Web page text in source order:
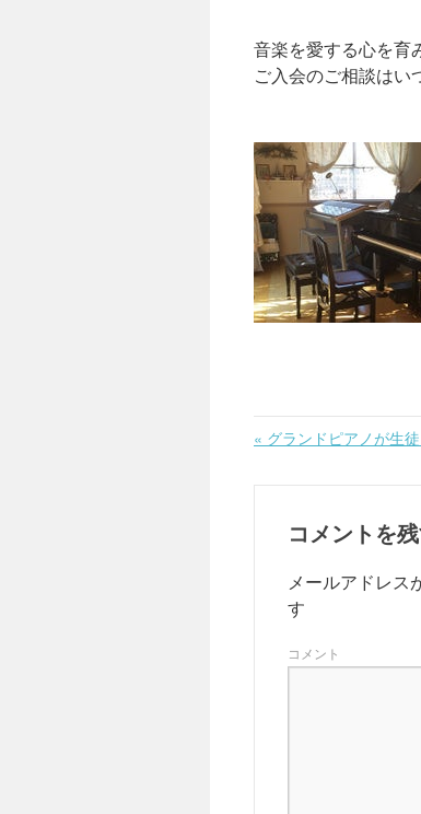
音楽を愛する心を育
ご入会のご相談はい
« グランドピアノが生
コメントを
メールアドレス
す
コメント